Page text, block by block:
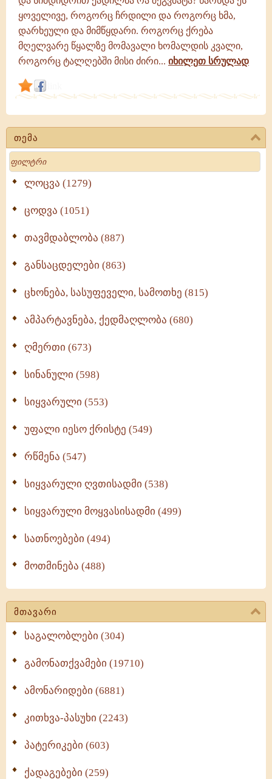
თემა
Search
ლოცვა (1279)
ცოდვა (1051)
თავმდაბლობა (887)
განსაცდელები (863)
ცხონება, სასუფეველი, სამოთხე (815)
ამპარტავნება, ქედმაღლობა (680)
ღმერთი (673)
სინანული (598)
სიყვარული (553)
უფალი იესო ქრისტე (549)
რწმენა (547)
სიყვარული ღვთისადმი (538)
სიყვარული მოყვასისადმი (499)
სათნოებები (494)
მოთმინება (488)
მთავარი
საგალობლები (304)
გამონათქვამები (19710)
ამონარიდები (6881)
კითხვა-პასუხი (2243)
პატერიკები (603)
ქადაგებები (259)
ყოველივე, როგორც ჩრდილი და როგორც ხმა,
დარხეული და მიმწყდარი. როგორც ქრება
მღელვარე წყალზე მომავალი ხომალდის კვალი,
როგორც ტალღებში მისი ძირი... იხილეთ სრულად